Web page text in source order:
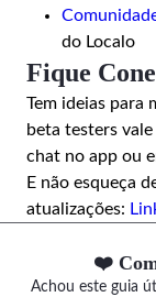
do Localo
Fique
Tem ideias para
beta testers
chat no app ou
E não esqueça
atualizações:
❤️
Achou este guia